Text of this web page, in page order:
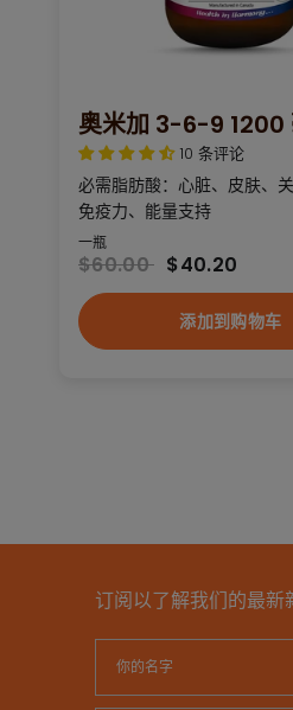
快速浏览
奥米加 3-6-9 1200
10 条评论
必需脂肪酸：心脏、皮肤、关
免疫力、能量支持
一瓶
$60.00 $40.20
添加到购物车
订阅以了解我们的最新